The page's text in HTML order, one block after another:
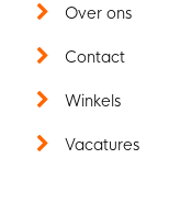
Over ons
Contact
Winkels
Vacatures